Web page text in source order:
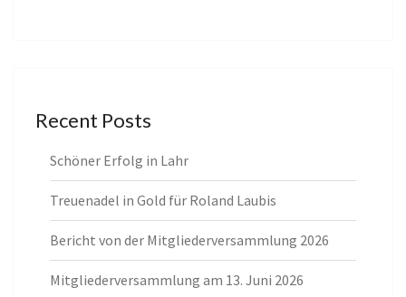
Recent Posts
Schöner Erfolg in Lahr
Treuenadel in Gold für Roland Laubis
Bericht von der Mitgliederversammlung 2026
Mitgliederversammlung am 13. Juni 2026